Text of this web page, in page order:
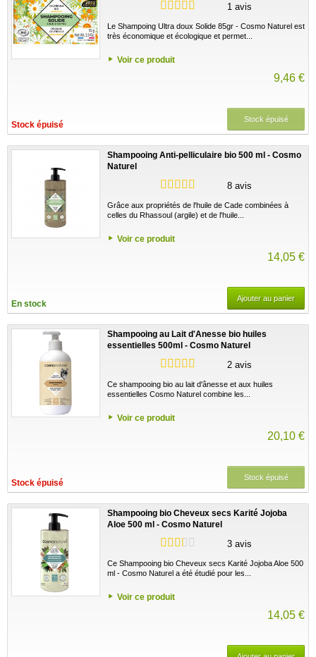
1 avis
Le Shampoing Ultra doux Solide 85gr - Cosmo Naturel est
très économique et écologique et permet...
Voir ce produit
9,46 €
Stock épuisé
Stock épuisé
Shampooing Anti-pelliculaire bio 500 ml - Cosmo
Naturel
8 avis
Grâce aux propriétés de l'huile de Cade combinées à
celles du Rhassoul (argile) et de l'huile...
Voir ce produit
14,05 €
En stock
Ajouter au panier
Shampooing au Lait d'Anesse bio huiles
essentielles 500ml - Cosmo Naturel
2 avis
Ce shampooing bio au lait d'ânesse et aux huiles
essentielles Cosmo Naturel combine les...
Voir ce produit
20,10 €
Stock épuisé
Stock épuisé
Shampooing bio Cheveux secs Karité Jojoba
Aloe 500 ml - Cosmo Naturel
3 avis
Ce Shampooing bio Cheveux secs Karité Jojoba Aloe 500
ml - Cosmo Naturel a été étudié pour les...
Voir ce produit
14,05 €